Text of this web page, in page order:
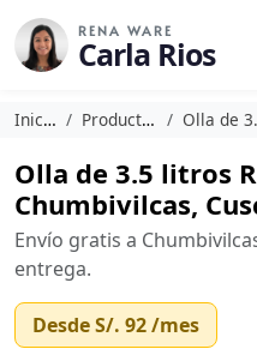
RENA WARE
Carla Rios
Inicio Productos Olla de
Olla de 3.5 litros
Chumbivilcas,
Envío gratis a
entrega.
DesdeS/. 92/mes